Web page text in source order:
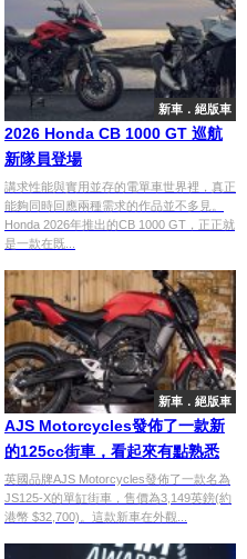
新車．絕版車
2026 Honda CB 1000 GT 巡航
新隊員登場
講求性能與實用並存的電單車世界裡，真正
能夠同時回應兩種需求的作品並不多見。
Honda 2026年推出的CB 1000 GT，正正就
是一款在既...
新車．絕版車
AJS Motorcycles發佈了一款新
的125cc街車，看起來有點熟悉
英國品牌AJS Motorcycles發佈了一款名為
JS125-X的單缸街車，售價為3,149英鎊(約
港幣 $32,700)。這款新車在外觀...